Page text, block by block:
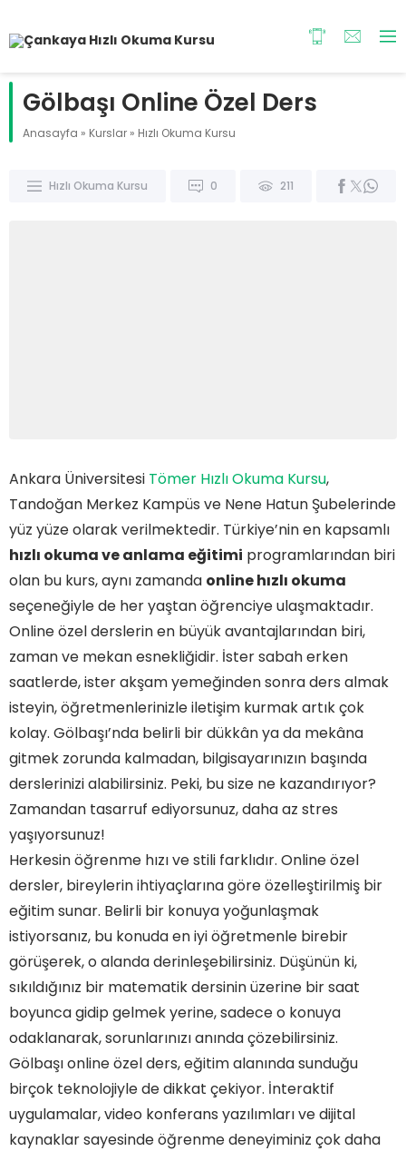
Gölbaşı Online Özel Ders
Anasayfa » Kurslar » Hızlı Okuma Kursu
Hızlı Okuma Kursu 0 211
Ankara Üniversitesi Tömer Hızlı Okuma Kursu,
Tandoğan Merkez Kampüs ve Nene Hatun Şubelerinde
yüz yüze olarak verilmektedir. Türkiye’nin en kapsamlı
hızlı okuma ve anlama eğitimi programlarından biri
olan bu kurs, aynı zamanda online hızlı okuma
seçeneğiyle de her yaştan öğrenciye ulaşmaktadır.
Online özel derslerin en büyük avantajlarından biri,
zaman ve mekan esnekliğidir. İster sabah erken
saatlerde, ister akşam yemeğinden sonra ders almak
isteyin, öğretmenlerinizle iletişim kurmak artık çok
kolay. Gölbaşı’nda belirli bir dükkân ya da mekâna
gitmek zorunda kalmadan, bilgisayarınızın başında
derslerinizi alabilirsiniz. Peki, bu size ne kazandırıyor?
Zamandan tasarruf ediyorsunuz, daha az stres
yaşıyorsunuz!
Herkesin öğrenme hızı ve stili farklıdır. Online özel
dersler, bireylerin ihtiyaçlarına göre özelleştirilmiş bir
eğitim sunar. Belirli bir konuya yoğunlaşmak
istiyorsanız, bu konuda en iyi öğretmenle birebir
görüşerek, o alanda derinleşebilirsiniz. Düşünün ki,
sıkıldığınız bir matematik dersinin üzerine bir saat
boyunca gidip gelmek yerine, sadece o konuya
odaklanarak, sorunlarınızı anında çözebilirsiniz.
Gölbaşı online özel ders, eğitim alanında sunduğu
birçok teknolojiyle de dikkat çekiyor. İnteraktif
uygulamalar, video konferans yazılımları ve dijital
kaynaklar sayesinde öğrenme deneyiminiz çok daha